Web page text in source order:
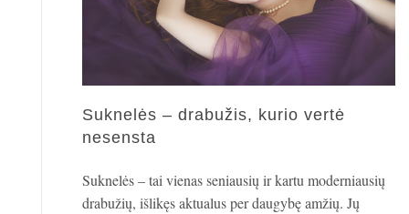
Suknelės – drabužis, kurio vertė
nesensta
Suknelės – tai vienas seniausių ir kartu moderniausių
drabužių, išlikęs aktualus per daugybę amžių. Jų